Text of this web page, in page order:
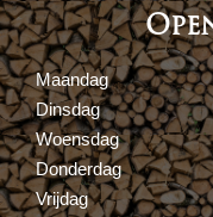
Maandag
Dinsdag
Woensdag
Donderdag
Vrijdag